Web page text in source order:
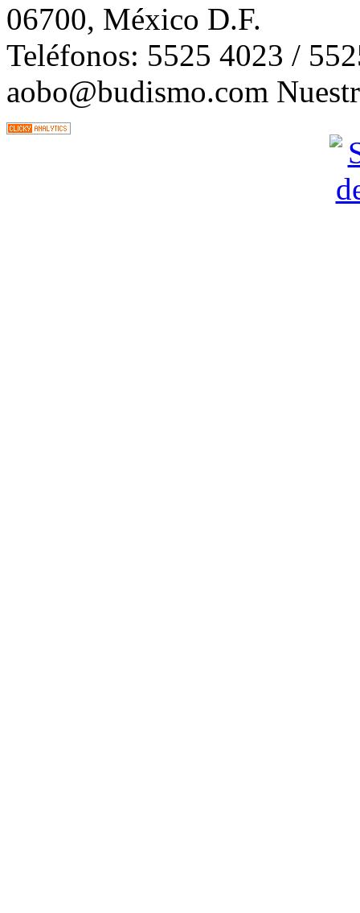
06700, México D.F.
Teléfonos: 5525 4023 /
aobo@budismo.com